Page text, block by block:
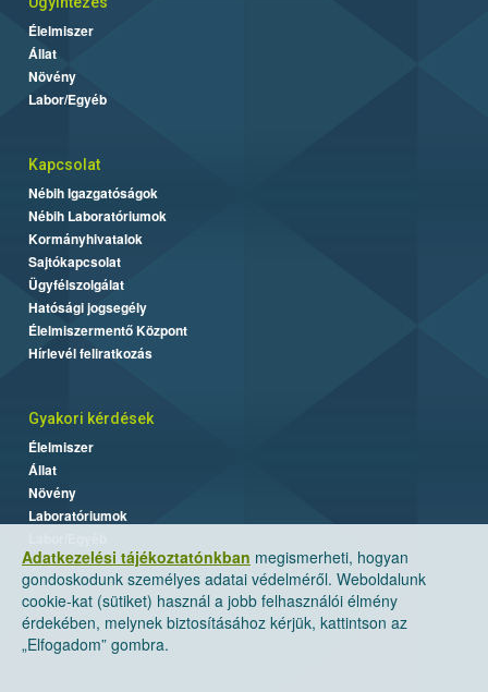
Adatkezelési tájékoztatónkban megismerheti, hogyan
gondoskodunk személyes adatai védelméről. Weboldalunk
cookie-kat (sütiket) használ a jobb felhasználói élmény
érdekében, melynek biztosításához kérjük, kattintson az
„Elfogadom” gombra.
Élelmiszer
Állat
Növény
Labor/Egyéb
Kapcsolat
Nébih Igazgatóságok
Nébih Laboratóriumok
Kormányhivatalok
Sajtókapcsolat
Ügyfélszolgálat
Hatósági jogsegély
Élelmiszermentő Központ
Hírlevél feliratkozás
Gyakori kérdések
Élelmiszer
Állat
Növény
Laboratóriumok